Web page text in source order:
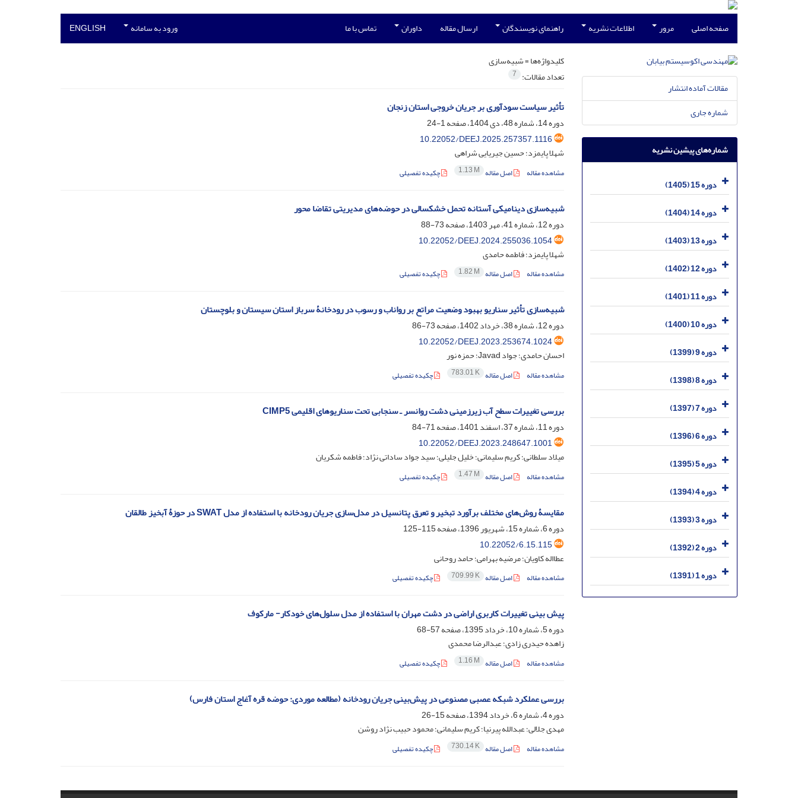
صفحه اصلی مرور اطلاعات نشریه راهنمای نویسندگان ارسال مقاله داوران تماس با ما ورود به سامانه ENGLISH
کلیدواژه‌ها =شبیه‌سازی
تعداد مقالات: 7
تأثیر سیاست سودآوری بر جریان خروجی استان زنجان
دوره 14، شماره 48، دی 1404، صفحه
1-24
‎10.22052/DEEJ.2025.257357.1116
شهلا پایمزد؛ حسین جیریایی شراهی
مشاهده مقاله اصل مقاله 1.13 M چکیده تفصیلی
شبیه‌سازی دینامیکی آستانه تحمل خشکسالی در حوضه‌های مدیریتی تقاضا محور
دوره 12، شماره 41، مهر 1403، صفحه
73-88
‎10.22052/DEEJ.2024.255036.1054
شهلا پایمزد؛ فاطمه حامدی
مشاهده مقاله اصل مقاله 1.82 M چکیده تفصیلی
شبیه‌سازی تأثیر سناریو بهبود وضعیت مراتع بر رواناب و رسوب در رودخانۀ سرباز استان سیستان و بلوچستان
دوره 12، شماره 38، خرداد 1402، صفحه
73-86
‎10.22052/DEEJ.2023.253674.1024
احسان حامدی؛ جواد Javad؛ حمزه نور
مشاهده مقاله اصل مقاله 783.01 K چکیده تفصیلی
بررسی تغییرات سطح آب زیرزمینی دشت روانسر ـ سنجابی تحت سناریوهای اقلیمی CIMP5
دوره 11، شماره 37، اسفند 1401، صفحه
71-84
‎10.22052/DEEJ.2023.248647.1001
میلاد سلطانی؛ کریم سلیمانی؛ خلیل جلیلی؛ سید جواد ساداتی نژاد؛ فاطمه شکریان
مشاهده مقاله اصل مقاله 1.47 M چکیده تفصیلی
مقایسۀ روش‌های مختلف برآورد تبخیر و تعرق پتانسیل در مدل‌سازی جریان رودخانه با استفاده از مدل SWAT در حوزۀ آبخیز طالقان
دوره 6، شماره 15، شهریور 1396، صفحه
115-125
10.22052/6.15.115
عطااله کاویان؛ مرضیه بهرامی؛ حامد روحانی
مشاهده مقاله اصل مقاله 709.99 K چکیده تفصیلی
پیش بینی تغییرات کاربری اراضی در دشت مهران با استفاده از مدل سلول‌های خودکار- مارکوف
دوره 5، شماره 10، خرداد 1395، صفحه
57-68
زاهده حیدری زادی؛ عبدالرضا محمدی
مشاهده مقاله اصل مقاله 1.16 M چکیده تفصیلی
بررسی عملکرد شبکه عصبی مصنوعی در پیش‌بینی جریان رودخانه (مطالعه موردی: حوضه قره آغاج استان فارس)
دوره 4، شماره 6، خرداد 1394، صفحه
15-26
مهدی جلالی؛ عبدالله پیرنیا؛ کریم سلیمانی؛ محمود حبیب نژاد روشن
مشاهده مقاله اصل مقاله 730.14 K چکیده تفصیلی
مقالات آماده انتشار
شماره جاری
شماره‌های پیشین نشریه
دوره 15 (1405)
دوره 14 (1404)
دوره 13 (1403)
دوره 12 (1402)
دوره 11 (1401)
دوره 10 (1400)
دوره 9 (1399)
دوره 8 (1398)
دوره 7 (1397)
دوره 6 (1396)
دوره 5 (1395)
دوره 4 (1394)
دوره 3 (1393)
دوره 2 (1392)
دوره 1 (1391)